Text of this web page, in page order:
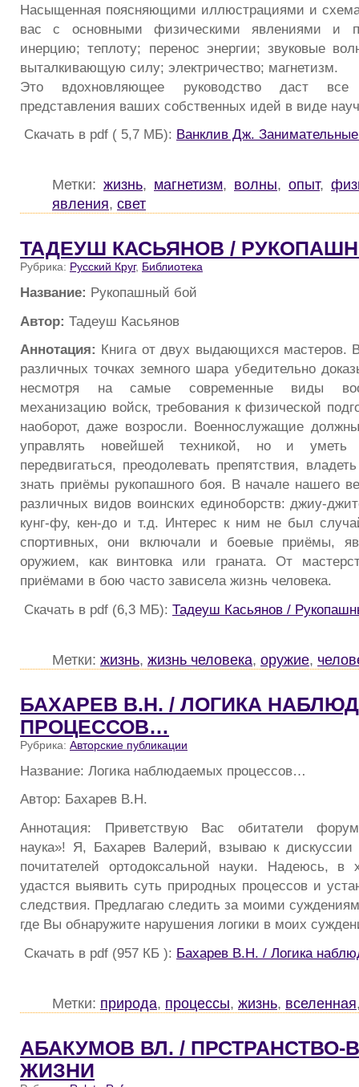
Насыщенная поясняющими иллюстрациями и
вас с основными физическими явлениями и
инерцию; теплоту; перенос энергии; звуковые
выталкивающую силу; электричество; магнетизм.
Это вдохновляющее руководство даст
представления ваших собственных идей в виде
Скачать в pdf ( 5,7 МБ): Ванклив Дж.
Метки: жизнь, магнетизм, волны, опыт,
явления, свет
ТАДЕУШ КАСЬЯНОВ /
Рубрика: Русский Круг, Библиотека
Название: Рукопашный бой
Автор: Тадеуш Касьянов
Аннотация: Книга от двух выдающихся мастеров.
различных точках земного шара убедительно
несмотря на самые современные виды
механизацию войск, требования к физической
наоборот, даже возросли. Военнослужащие
управлять новейшей техникой, но и уметь
передвигаться, преодолевать препятствия,
знать приёмы рукопашного боя. В начале нашего
различных видов воинских единоборств: джиу-
кунг-фу, кен-до и т.д. Интерес к ним не был
спортивных, они включали и боевые приёмы,
оружием, как винтовка или граната. От
приёмами в бою часто зависела жизнь человека.
Скачать в pdf (6,3 МБ): Тадеуш Касьянов /
Метки: жизнь, жизнь человека, оружие,
БАХАРЕВ В.Н. / ЛОГИКА
ПРОЦЕССОВ…
Рубрика: Авторские публикации
Название: Логика наблюдаемых процессов…
Автор: Бахарев В.Н.
Аннотация: Приветствую Вас обитатели
наука»! Я, Бахарев Валерий, взываю к дискуссии
почитателей ортодоксальной науки. Надеюсь, в
удастся выявить суть природных процессов и
следствия. Предлагаю следить за моими
где Вы обнаружите нарушения логики в моих
Скачать в pdf (957 КБ ): Бахарев В.Н. / Логика
Метки: природа, процессы, жизнь, вселенная
АБАКУМОВ ВЛ. / ПРСТРАНСТВО-
ЖИЗНИ